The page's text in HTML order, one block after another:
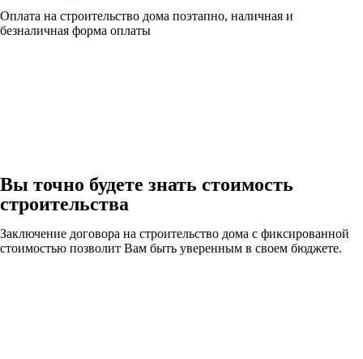
Оплата на строительство дома поэтапно, наличная и
безналичная форма оплаты
Вы точно будете знать стоимость
строительства
Заключение договора на строительство дома с фиксированной
стоимостью позволит Вам быть уверенным в своем бюджете.